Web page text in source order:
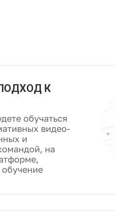
К
обучаться
видео-
и
на